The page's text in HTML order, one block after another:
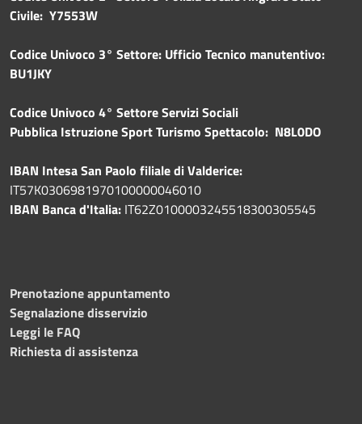
Civile: Y7553W
Codice Univoco 3° Settore: Ufficio Tecnico manutentivo:
BU1JKY
Codice Univoco 4° Settore Servizi Sociali
Pubblica Istruzione Sport Turismo Spettacolo: N8L0DO
IBAN Intesa San Paolo filiale di Valderice:
IT57K0306981970100000046010
IBAN Banca d'Italia: IT62Z0100003245518300305545
Prenotazione appuntamento
Segnalazione disservizio
Leggi le FAQ
Richiesta di assistenza